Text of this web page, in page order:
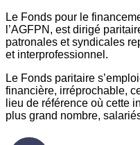
Le Fonds pour le
l’AGFPN, est dirigé
patronales et syndicales
et interprofessionnel.
Le Fonds paritaire
financière, irréprochable,
lieu de référence où cette
plus grand nombre,